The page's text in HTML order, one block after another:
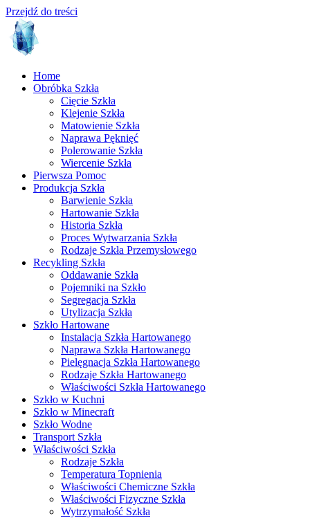
Przejdź do treści
Home
Obróbka Szkła
Cięcie Szkła
Klejenie Szkła
Matowienie Szkła
Naprawa Pęknięć
Polerowanie Szkła
Wiercenie Szkła
Pierwsza Pomoc
Produkcja Szkła
Barwienie Szkła
Hartowanie Szkła
Historia Szkła
Proces Wytwarzania Szkła
Rodzaje Szkła Przemysłowego
Recykling Szkła
Oddawanie Szkła
Pojemniki na Szkło
Segregacja Szkła
Utylizacja Szkła
Szkło Hartowane
Instalacja Szkła Hartowanego
Naprawa Szkła Hartowanego
Pielęgnacja Szkła Hartowanego
Rodzaje Szkła Hartowanego
Właściwości Szkła Hartowanego
Szkło w Kuchni
Szkło w Minecraft
Szkło Wodne
Transport Szkła
Właściwości Szkła
Rodzaje Szkła
Temperatura Topnienia
Właściwości Chemiczne Szkła
Właściwości Fizyczne Szkła
Wytrzymałość Szkła